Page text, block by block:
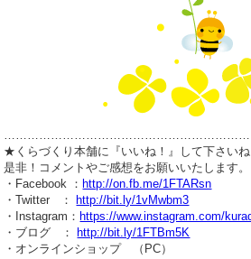
★くらづくり本舗に『いいね！』して下さいね
是非！コメントやご感想をお願いいたします。
・Facebook ： http://on.fb.me/1FTARsn
・Twitter ：
http://bit.ly/1vMwbm3
・Instagram： https://www.instagram.com/
・ブログ ：
http://bit.ly/1FTBm5K
・オンラインショップ （PC）